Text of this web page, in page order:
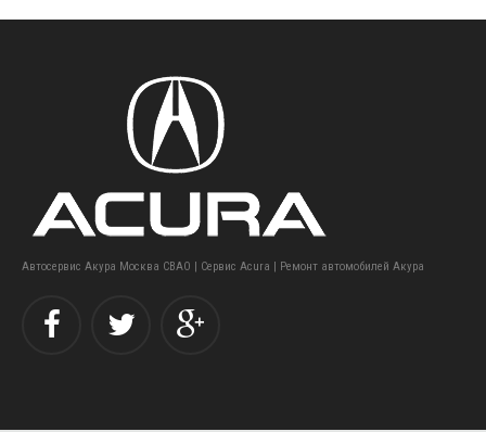
Автосервис Акура Москва СВАО | Сервис Acura | Ремонт автомобилей Акура